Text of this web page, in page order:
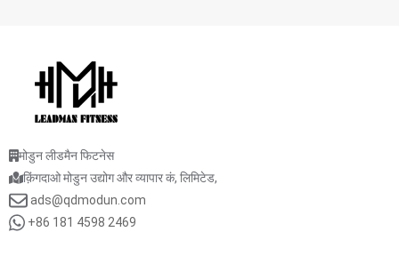
मोडुन लीडमैन फिटनेस
क़िंगदाओ मोडुन उद्योग और व्यापार कं, लिमिटेड,
ads@qdmodun.com
+86 181 4598 2469